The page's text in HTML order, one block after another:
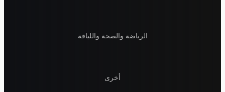
الرياضة والصحة واللياقة
أخرى